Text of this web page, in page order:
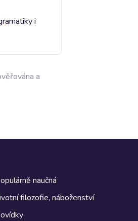
i
a
naučná
filozofie, náboženství